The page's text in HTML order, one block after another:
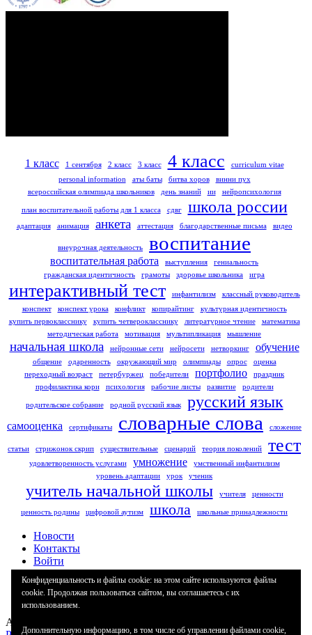
1 класс 1 сентября 2 класс 3 класс 4 класс
curriculum vitae
personal information
аты баты битва хоров
винни пух
всероссийская олимпиада школьников
день знаний ии нейропсихология
план воспитательной работы для 1 класса сдвг школа россии
адаптация анимация анкета аттестация благодарственные письма видео
внеурочная деятельность воспитание
воспитательная работа выступления
гениальность
гражданская идентичность
грамоты здоровье школьника игра
интерактивный тест инфантилизм
классный руководитель
конспект
конспект урока конфликт копирайтинг
культурная идентичность
купить первокласснику
купить четверокласснику литературное чтение
математика
методическая работа
мотивация мультипликация мышление
начальная школа нейронные сети нейросети нетворкинг обучение
общение одаренность окружающий мир олимпиады опрос
оценка
переходный возраст
петербуржец победители портфолио
праздник
профилактика кори
психология рабочие листы развитие родители
родительское собрание родной русский язык русский язык
самооценка сертификаты словарные слова сложение
статьи стрижонок скрип существительные сценарий теория поколений тест
удовлетворенность услугами умножение
умственный инфантилизм
уровень адаптации
урок ученик
учитель начальной школы учителя ценности
ценность родины цифровой аутизм школа школьные принадлежности
Новости
Контакты
Войти
Политика конфиденциальности
Наши партнеры
Регистрация
Авторские права защищены.
Конфиденциальность и файлы cookie: на этом сайте используются файлы
cookie. Продолжая пользоваться сайтом, вы соглашаетесь с их
использованием.
Дополнительную информацию, в том числе об управлении файлами cookie,